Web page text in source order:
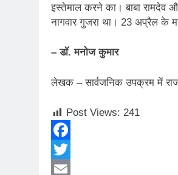
इस्तेमाल करने का। बाबा रामदेव
नागवार गुजरा था। 23 अप्रैल के
– डॉ. मनोज कुमार
लेखक – सार्वजनिक उपक्रम में
Post Views: 241
Facebook
Twitter